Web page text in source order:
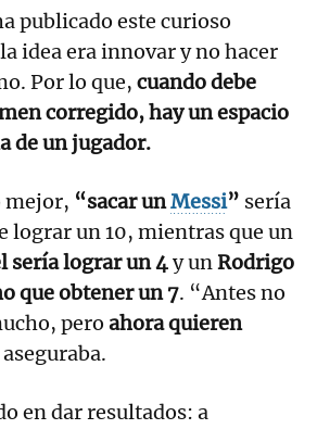
publicado este curioso
idea era innovar y no hacer
Por lo que, cuando debe
corregido, hay un espacio
de un jugador.
mejor, “sacar unMessi” sería
lograr un 10, mientras que un
sería lograr un 4y unRodrigo
que obtener un 7. “Antes no
pero ahora quieren
aseguraba.
en dar resultados: a